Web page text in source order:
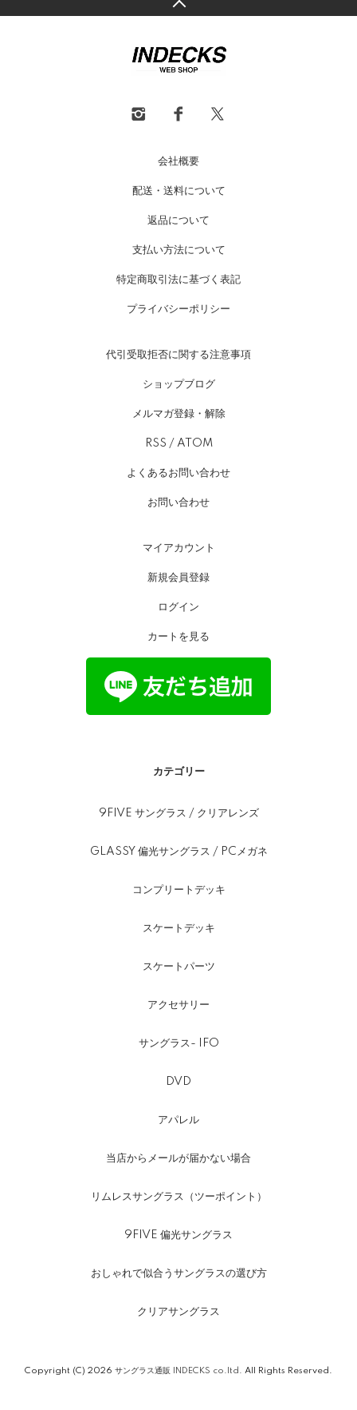
会社概要
配送・送料について
返品について
支払い方法について
特定商取引法に基づく表記
プライバシーポリシー
代引受取拒否に関する注意事項
ショップブログ
メルマガ登録・解除
RSS / ATOM
よくあるお問い合わせ
お問い合わせ
マイアカウント
新規会員登録
ログイン
カートを見る
カテゴリー
9FIVE サングラス / クリアレンズ
GLASSY 偏光サングラス / PCメガネ
コンプリートデッキ
スケートデッキ
スケートパーツ
アクセサリー
サングラス- IFO
DVD
アパレル
当店からメールが届かない場合
リムレスサングラス（ツーポイント）
9FIVE 偏光サングラス
おしゃれで似合うサングラスの選び方
クリアサングラス
Copyright (C) 2026 サングラス通販 INDECKS co.ltd. All Rights Reserved.